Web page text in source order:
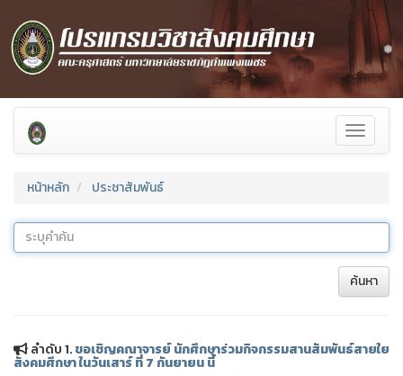
Toggle
หน้าหลัก
ประชาสัมพันธ์
ค้นหา
ลำดับ 1.ขอเชิญคณาจารย์ นักศึกษาร่วมกิจกรรมสานสัมพันธ์สายใย
สังคมศึกษา ในวันเสาร์ ที่ 7 กันยายน นี้